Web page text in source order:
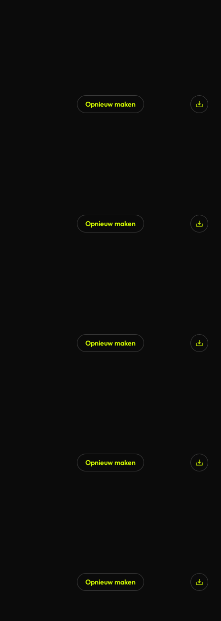
Opnieuw maken
Opnieuw maken
Opnieuw maken
Opnieuw maken
Opnieuw maken